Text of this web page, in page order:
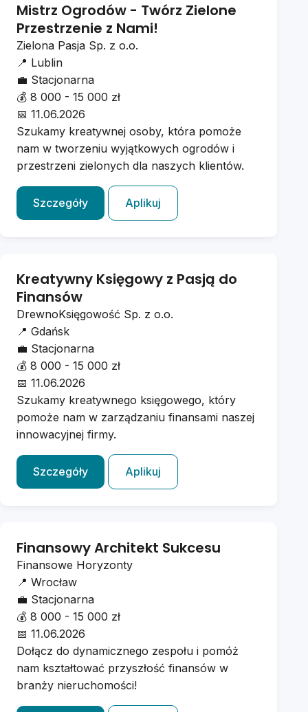
Mistrz Ogrodów - Twórz Zielone
Przestrzenie z Nami!
Zielona Pasja Sp. z o.o.
📍 Lublin
💼 Stacjonarna
💰 8 000 - 15 000 zł
📅 11.06.2026
Szukamy kreatywnej osoby, która pomoże
nam w tworzeniu wyjątkowych ogrodów i
przestrzeni zielonych dla naszych klientów.
Szczegóły Aplikuj
Kreatywny Księgowy z Pasją do
Finansów
DrewnoKsięgowość Sp. z o.o.
📍 Gdańsk
💼 Stacjonarna
💰 8 000 - 15 000 zł
📅 11.06.2026
Szukamy kreatywnego księgowego, który
pomoże nam w zarządzaniu finansami naszej
innowacyjnej firmy.
Szczegóły Aplikuj
Finansowy Architekt Sukcesu
Finansowe Horyzonty
📍 Wrocław
💼 Stacjonarna
💰 8 000 - 15 000 zł
📅 11.06.2026
Dołącz do dynamicznego zespołu i pomóż
nam kształtować przyszłość finansów w
branży nieruchomości!